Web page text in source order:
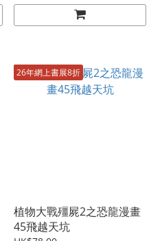
26年網上書展8折
植物大戰殭屍2之恐龍漫畫
45飛越天坑